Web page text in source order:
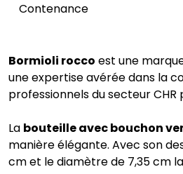
Contenance
Bormioli rocco est une
une expertise avérée dans la
professionnels du secteur
La bouteille avec bouchon
manière élégante. Avec son
cm et le diamètre de 7,35 cm